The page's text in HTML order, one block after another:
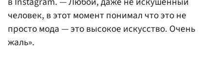
человек, в этот момент понимал что это не
просто мода — это высокое искусство. Очень
жаль».